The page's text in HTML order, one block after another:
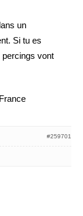
un
Si tu es
percings vont
#259701